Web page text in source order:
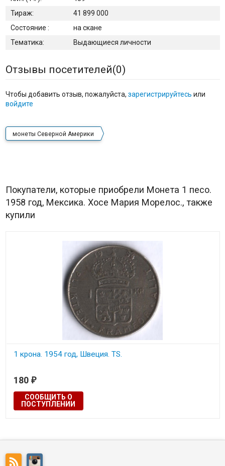
Тираж:
41 899 000
Состояние :
на скане
Тематика:
Выдающиеся личности
Отзывы посетителей(0)
Чтобы добавить отзыв, пожалуйста, зарегистрируйтесь или
войдите
монеты Северной Америки
Покупатели, которые приобрели Монета 1 песо.
1958 год, Мексика. Хосе Мария Морелос., также
купили
1 крона. 1954 год, Швеция. TS.
180 ₽
СООБЩИТЬ О
ПОСТУПЛЕНИИ